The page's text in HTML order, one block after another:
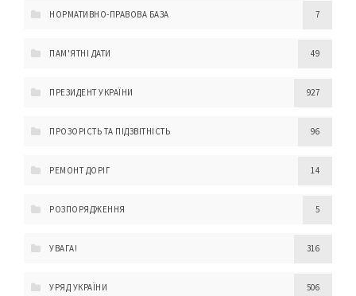
НОРМАТИВНО-ПРАВОВА БАЗА 7
ПАМ'ЯТНІ ДАТИ 49
ПРЕЗИДЕНТ УКРАЇНИ 927
ПРОЗОРІСТЬ ТА ПІДЗВІТНІСТЬ 96
РЕМОНТ ДОРІГ 14
РОЗПОРЯДЖЕННЯ 5
УВАГА! 316
УРЯД УКРАЇНИ 506